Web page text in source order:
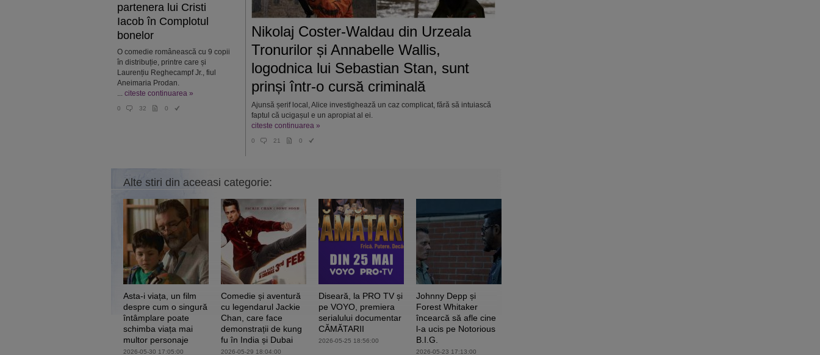
partenera lui Cristi
Iacob în Complotul
bonelor
O comedie românească cu 9 copii
în distribuție, printre care și
Laurențiu Reghecampf Jr., fiul
Aneimaria Prodan.
... citeste continuarea »
0 32 0
Nikolaj Coster-Waldau din Urzeala
Tronurilor și Annabelle Wallis,
logodnica lui Sebastian Stan, sunt
prinși într-o cursă criminală
Ajunsă șerif local, Alice investighează un caz complicat, fără să intuiască
faptul că ucigașul e un apropiat al ei.
citeste continuarea »
0 21 0
Alte stiri din aceeasi categorie:
Asta-i viața, un film
despre cum o singură
întâmplare poate
schimba viața mai
multor personaje
2026-05-30 17:05:00
Comedie și aventură
cu legendarul Jackie
Chan, care face
demonstrații de kung
fu în India și Dubai
2026-05-29 18:04:00
Diseară, la PRO TV și
pe VOYO, premiera
serialului documentar
CĂMĂTARII
2026-05-25 18:56:00
Johnny Depp și
Forest Whitaker
încearcă să afle cine
l-a ucis pe Notorious
B.I.G.
2026-05-23 17:13:00